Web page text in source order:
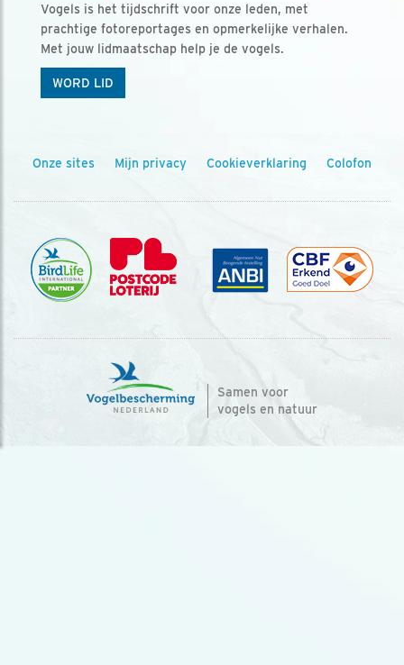
Vogels is het tijdschrift voor onze leden, met
prachtige fotoreportages en opmerkelijke verhalen.
Met jouw lidmaatschap help je de vogels.
WORD LID
Onze sites Mijn privacy Cookieverklaring Colofon
Samen voor
vogels en natuur